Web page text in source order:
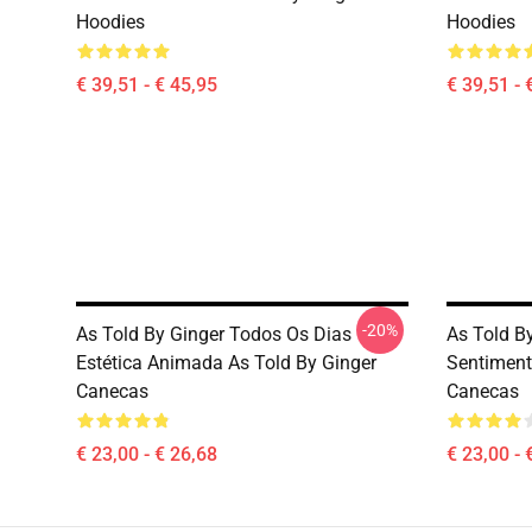
Hoodies
€ 39,51 - € 45,95
Hoodies
€ 39,51 -
As Told By Ginger Todos Os Dias
Estética Animada As Told By Ginger
Canecas
€ 23,00 - € 26,68
-20%
As Told
Canecas
€ 23,00 -